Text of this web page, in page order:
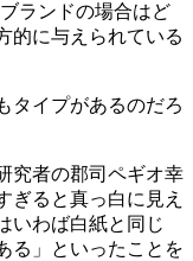
ランドの場合はど
的に与えられている
タイプがあるのだろ
究者の郡司ペギオ幸
ぎると真っ白に見え
いわば白紙と同じ
る」といったことを